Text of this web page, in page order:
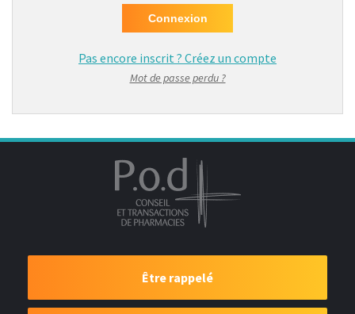
Pas encore inscrit ? Créez un compte
Mot de passe perdu ?
Être rappelé